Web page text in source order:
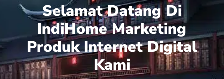
Selamat Datang Di
IndiHome Marketing
Produk Internet Digital
Kami